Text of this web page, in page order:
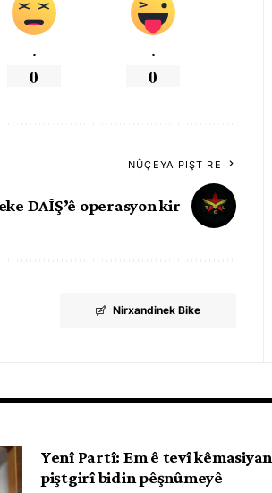
.
0
.
0
NÛÇEYA PIŞT RE
DAÎŞ’ê operasyon kir
Nirxandinek Bike
Yenî Partî: Em ê tevî kêmasiyan
piştgirî bidin pêşnûmeyê